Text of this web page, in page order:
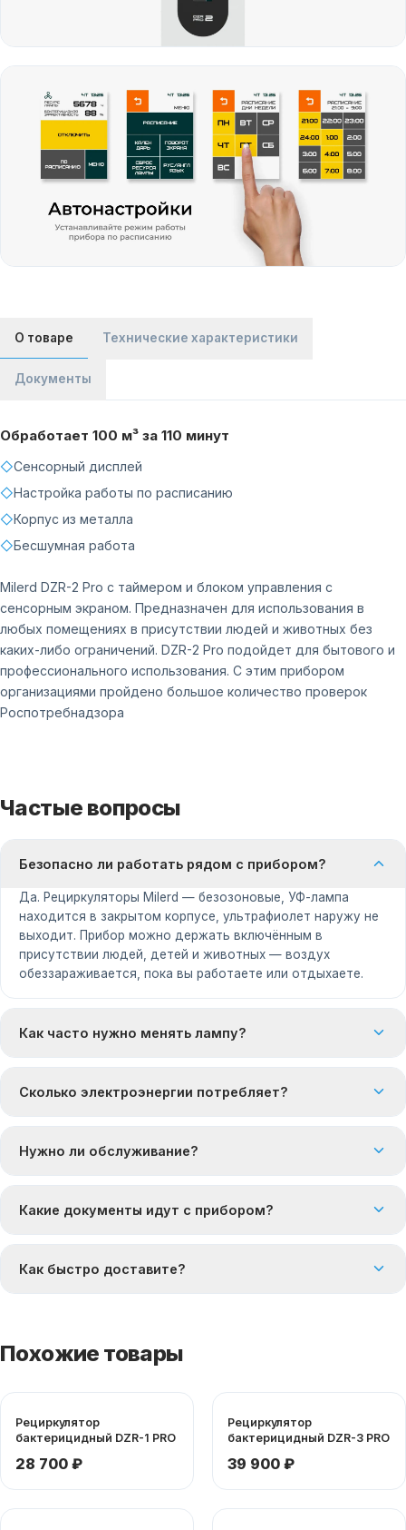
О товаре Технические характеристики
Документы
Обработает 100 м³ за 110 минут
◇Сенсорный дисплей
◇Настройка работы по расписанию
◇Корпус из металла
◇Бесшумная работа
Milerd DZR-2 Pro с таймером и блоком управления с
сенсорным экраном. Предназначен для использования в
любых помещениях в присутствии людей и животных без
каких-либо ограничений. DZR-2 Pro подойдет для бытового и
профессионального использования. С этим прибором
организациями пройдено большое количество проверок
Роспотребнадзора
Частые вопросы
Безопасно ли работать рядом с прибором?
Да. Рециркуляторы Milerd — безозоновые, УФ-лампа
находится в закрытом корпусе, ультрафиолет наружу не
выходит. Прибор можно держать включённым в
присутствии людей, детей и животных — воздух
обеззараживается, пока вы работаете или отдыхаете.
Как часто нужно менять лампу?
Сколько электроэнергии потребляет?
Нужно ли обслуживание?
Какие документы идут с прибором?
Как быстро доставите?
Похожие товары
Рециркулятор
бактерицидный DZR-1 PRO
28 700 ₽
Рециркулятор
бактерицидный DZR-3 PRO
39 900 ₽